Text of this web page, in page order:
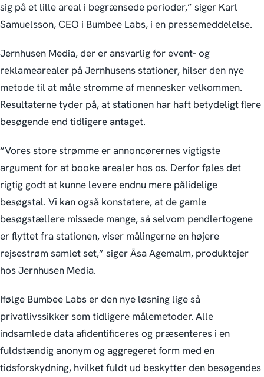
sig på et lille areal i begrænsede perioder,” siger Karl
Samuelsson, CEO i Bumbee Labs, i en pressemeddelelse.
Jernhusen Media, der er ansvarlig for event- og
reklamearealer på Jernhusens stationer, hilser den nye
metode til at måle strømme af mennesker velkommen.
Resultaterne tyder på, at stationen har haft betydeligt flere
besøgende end tidligere antaget.
“Vores store strømme er annoncørernes vigtigste
argument for at booke arealer hos os. Derfor føles det
rigtig godt at kunne levere endnu mere pålidelige
besøgstal. Vi kan også konstatere, at de gamle
besøgstællere missede mange, så selvom pendlertogene
er flyttet fra stationen, viser målingerne en højere
rejsestrøm samlet set,” siger Åsa Agemalm, produktejer
hos Jernhusen Media.
Ifølge Bumbee Labs er den nye løsning lige så
privatlivssikker som tidligere målemetoder. Alle
indsamlede data afidentificeres og præsenteres i en
fuldstændig anonym og aggregeret form med en
tidsforskydning, hvilket fuldt ud beskytter den besøgendes